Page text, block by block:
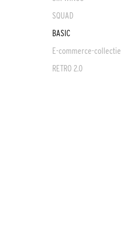
SQUAD
BASIC
E-commerce-collectie
RETRO 2.0